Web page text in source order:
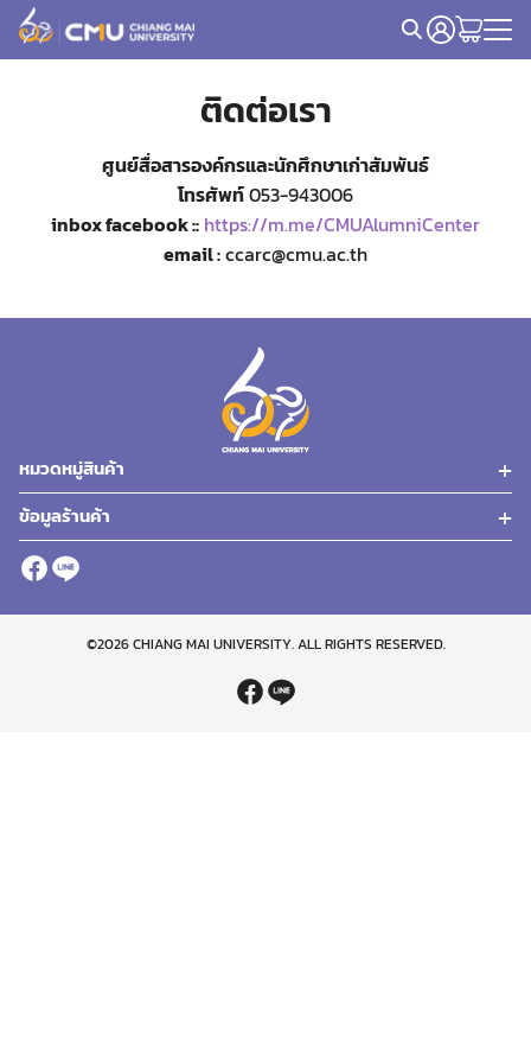
Skip
ติดต่อเรา
ศูนย์สื่อสารองค์กรและนักศึกษาเก่าสัมพันธ์
โทรศัพท์053-943006
inbox facebook :: https://m.me/CMUAlumniCenter
email :ccarc@cmu.ac.th
หมวดหมู่สินค้า
ข้อมูลร้านค้า
©2026 CHIANG MAI UNIVERSITY. ALL RIGHTS RESERVED.